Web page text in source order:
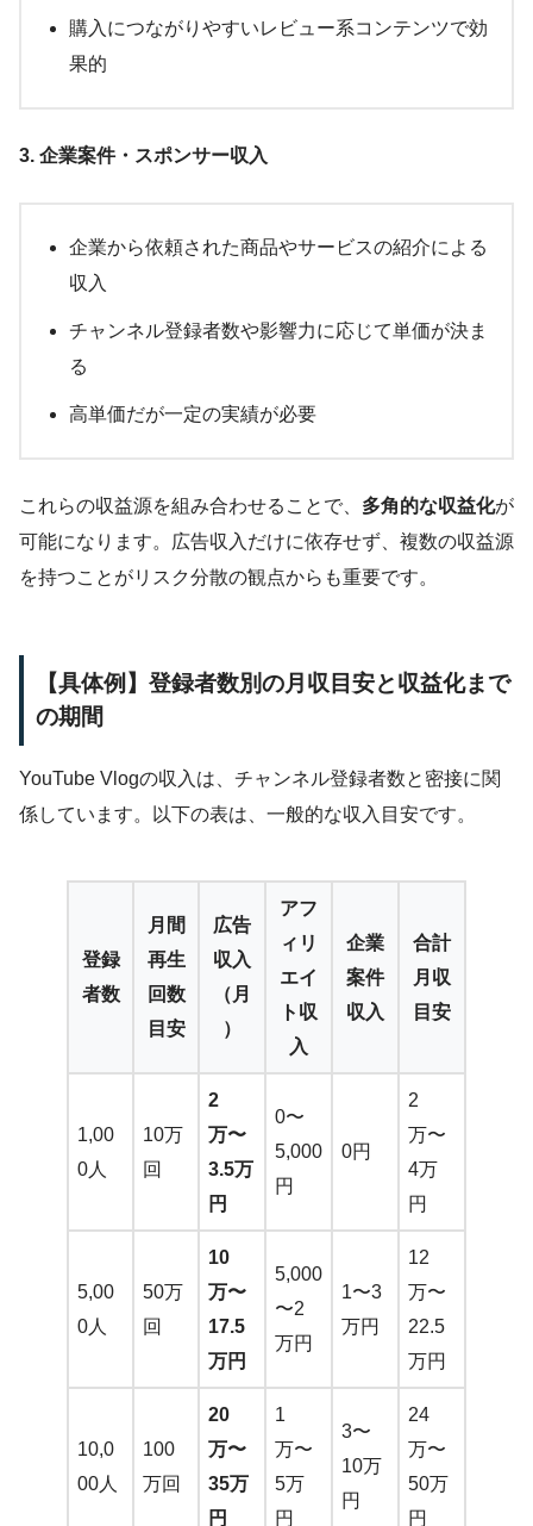
購入につながりやすいレビュー系コンテンツで効
果的
3. 企業案件・スポンサー収入
企業から依頼された商品やサービスの紹介による
収入
チャンネル登録者数や影響力に応じて単価が決ま
る
高単価だが一定の実績が必要
これらの収益源を組み合わせることで、 多角的な収益化が
可能になります。広告収入だけに依存せず、複数の収益源
を持つことがリスク分散の観点からも重要です。
【具体例】登録者数別の月収目安と収益化まで
の期間
YouTube Vlogの収入は、チャンネル登録者数と密接に関
係しています。以下の表は、一般的な収入目安です。
登録
者数
月間
再生
回数
目安
広告
収入
（月
）
アフ
ィリ
エイ
ト収
入
企業
案件
収入
合計
月収
目安
1,00
0人
10万
回
2
万〜
3.5万
円
0〜
5,000
円
0円
2
万〜
4万
円
5,00
0人
50万
回
10
万〜
17.5
万円
5,000
〜2
万円
1〜3
万円
12
万〜
22.5
万円
10,0
00人
100
万回
20
万〜
35万
円
1
万〜
5万
円
3〜
10万
円
24
万〜
50万
円